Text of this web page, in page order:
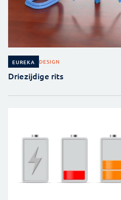
EUREKA DESIGN
Driezijdige rits